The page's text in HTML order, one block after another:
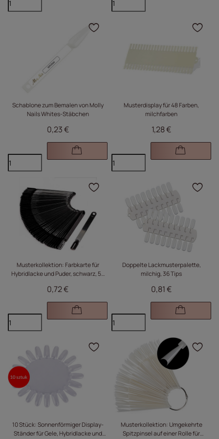
Schablone zum Bemalen von Molly
Nails Whites-Stäbchen
0,23 €
Klicken Sie, um das
Musterdisplay für 48 Farben,
milchfarben
1,28 €
Musterkollektion: Farbkarte für
Hybridlacke und Puder, schwarz, 50
0,72 €
Klicken Sie, um das
Doppelte Lackmusterpalette,
milchig, 36 Tips
0,81 €
10 Stück: Sonnenförmiger Display-
Ständer für Gele, Hybridlacke und
Klicken Sie, um das
Musterkollektion: Umgekehrte
Spitzpinsel auf einer Rolle für